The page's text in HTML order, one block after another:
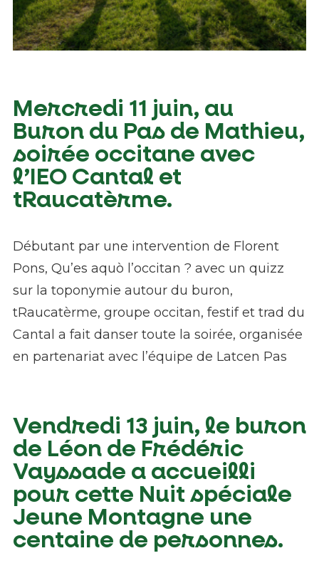
Mercredi 11 juin, au
Buron du Pas de Mathieu,
soirée occitane avec
l’IEO Cantal et
tRaucatèrme.
Débutant par une intervention de Florent
Pons, Qu’es aquò l’occitan ? avec un quizz
sur la toponymie autour du buron,
tRaucatèrme, groupe occitan, festif et trad du
Cantal a fait danser toute la soirée, organisée
en partenariat avec l’équipe de Latcen Pas
Vendredi 13 juin, le buron
de Léon de Frédéric
Vayssade a accueilli
pour cette Nuit spéciale
Jeune Montagne une
centaine de personnes.